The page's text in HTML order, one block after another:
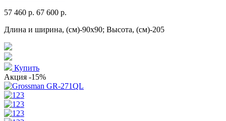
57 460 р. 67 600 р.
Длина и ширина, (см)-90x90; Высота, (см)-205
Купить
Акция -15%